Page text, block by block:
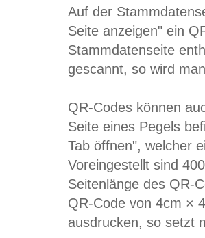
Auf der
Seite anzeigen" ein
Stammdatenseite
gescannt, so wird
QR-Codes können
Seite eines Pegels
Tab öffnen", welcher
Voreingestellt sind
Seitenlänge des QR-
QR-Code von 4cm ×
ausdrucken, so setzt